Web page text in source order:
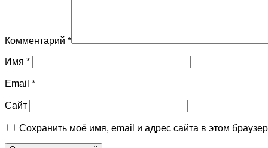
Комментарий *
Имя *
Email *
Сайт
Сохранить моё имя, email и адрес сайта в этом